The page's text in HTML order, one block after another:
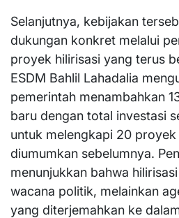
Selanjutnya, kebijakan
dukungan konkret melalui
proyek hilirisasi yang terus
ESDM Bahlil Lahadalia
pemerintah menambahkan
baru dengan total investasi
untuk melengkapi 20
diumumkan sebelumnya.
menunjukkan bahwa
wacana politik, melainkan
yang diterjemahkan ke